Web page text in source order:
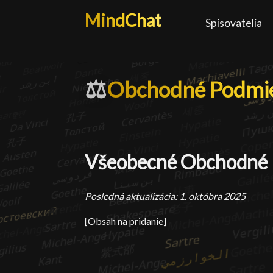
MindChat Spisovatelia
⚖️Obchodné
Obchodné
Všeobecné
Posledná aktualizácia: 1. októbra 2025
[Obsah na pridanie]